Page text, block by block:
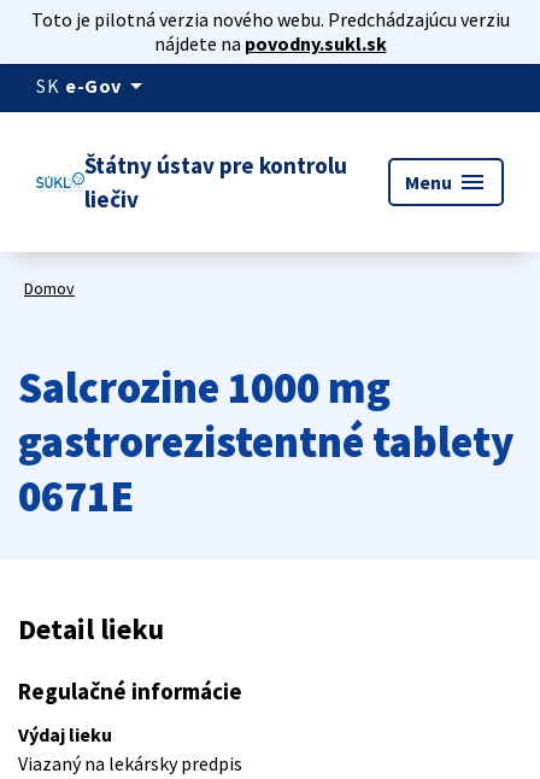
Toto je pilotná verzia nového webu. Predchádzajúcu verziu
nájdete na povodny.sukl.sk
SK e-Gov arrow_drop_down
Štátny ústav pre kontrolu
liečiv
Menu menu
Domov
Salcrozine 1000 mg
gastrorezistentné tablety
0671E
Detail lieku
Regulačné informácie
Výdaj lieku
Viazaný na lekársky predpis